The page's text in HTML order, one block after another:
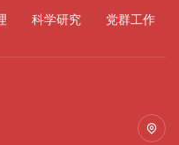
科学研究 党群工作